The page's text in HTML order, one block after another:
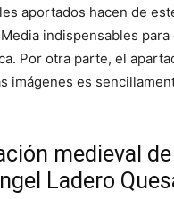
aportados hacen de
indispensables
Por otra parte, el
imágenes es
medieval
Ladero